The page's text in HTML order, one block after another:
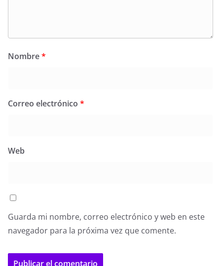
Nombre*
Correo electrónico *
Web
Guarda mi nombre, correo electrónico y web en este
navegador para la próxima vez que comente.